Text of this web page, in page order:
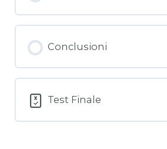
Conclusioni
Test Finale